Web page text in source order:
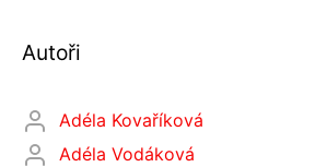
Autoři
Adéla Kovaříková
Adéla Vodáková